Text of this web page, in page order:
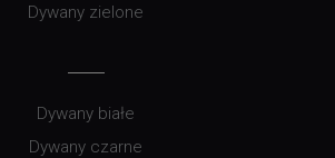
Dywany zielone
Dywany białe
Dywany czarne